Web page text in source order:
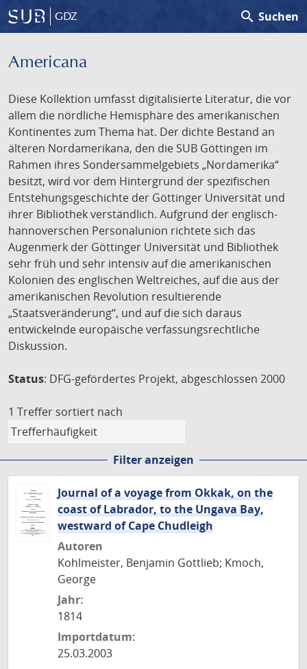
GDZ search Suchen
Americana
Diese Kollektion umfasst digitalisierte Literatur, die vor
allem die nördliche Hemisphäre des amerikanischen
Kontinentes zum Thema hat. Der dichte Bestand an
älteren Nordamerikana, den die SUB Göttingen im
Rahmen ihres Sondersammelgebiets „Nordamerika“
besitzt, wird vor dem Hintergrund der spezifischen
Entstehungsgeschichte der Göttinger Universität und
ihrer Bibliothek verständlich. Aufgrund der englisch-
hannoverschen Personalunion richtete sich das
Augenmerk der Göttinger Universität und Bibliothek
sehr früh und sehr intensiv auf die amerikanischen
Kolonien des englischen Weltreiches, auf die aus der
amerikanischen Revolution resultierende
„Staatsveränderung“, und auf die sich daraus
entwickelnde europäische verfassungsrechtliche
Diskussion.
Status: DFG-gefördertes Projekt, abgeschlossen 2000
1 Treffer sortiert nach
Filter anzeigen
Journal of a voyage from Okkak, on the
coast of Labrador, to the Ungava Bay,
westward of Cape Chudleigh
Autoren
Kohlmeister, Benjamin Gottlieb; Kmoch,
George
Jahr:
1814
Importdatum:
25.03.2003